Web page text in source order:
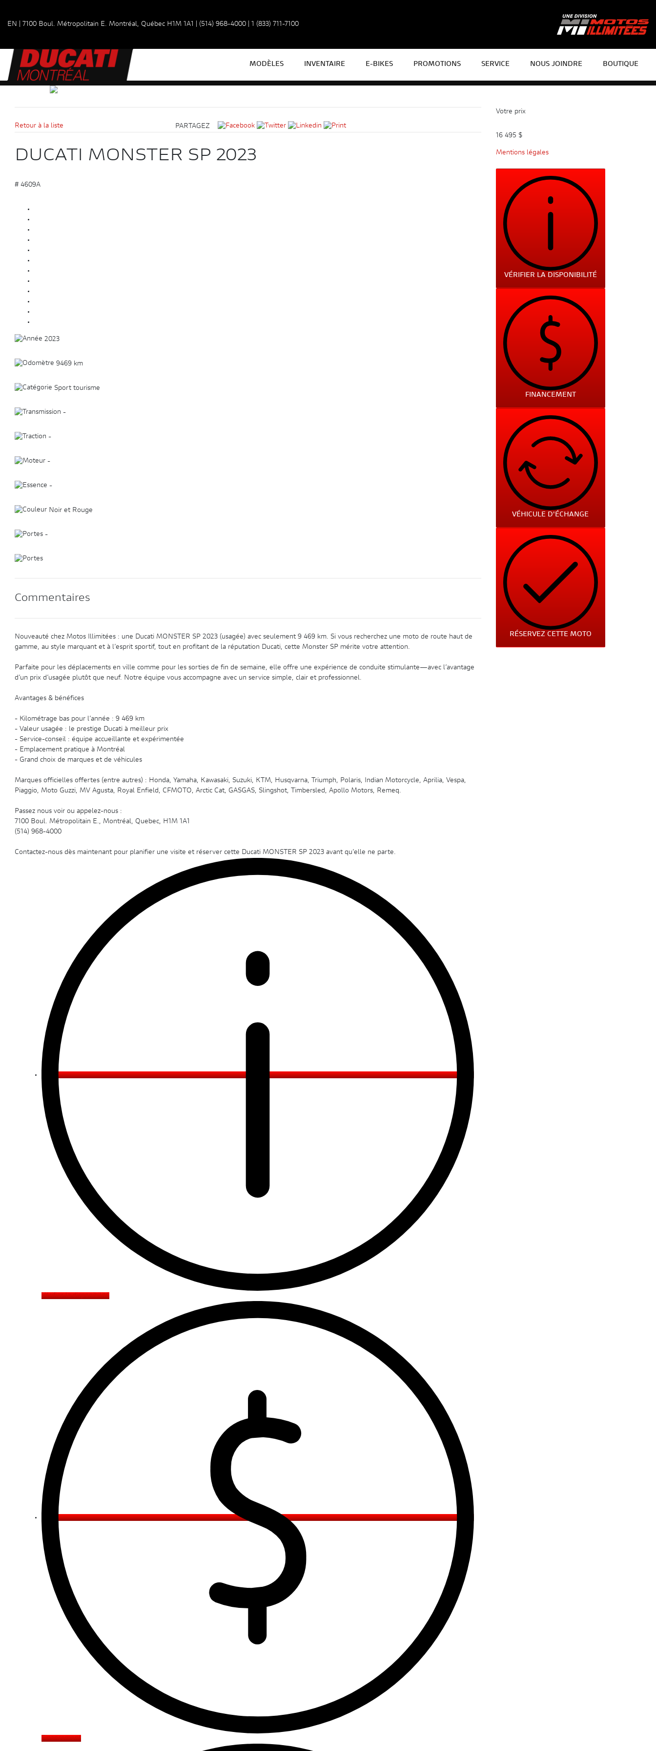
EN 7100 Boul. Métropolitain E. Montréal, Québec H1M 1A1 (514) 968-4000 1 (833) 711-7100
MODÈLES INVENTAIRE E-BIKES PROMOTIONS SERVICE NOUS JOINDRE BOUTIQUE
Retour à la liste PARTAGEZ
DUCATI MONSTER SP 2023
# 4609A
2023
9469 km
Sport tourisme
-
-
-
-
Noir et Rouge
-
Commentaires
Nouveauté chez Motos Illimitées : une Ducati MONSTER SP 2023 (usagée) avec seulement 9 469 km. Si vous recherchez une moto de route haut de
gamme, au style marquant et à l’esprit sportif, tout en profitant de la réputation Ducati, cette Monster SP mérite votre attention.
Parfaite pour les déplacements en ville comme pour les sorties de fin de semaine, elle offre une expérience de conduite stimulante—avec l’avantage
d’un prix d’usagée plutôt que neuf. Notre équipe vous accompagne avec un service simple, clair et professionnel.
Avantages & bénéfices
- Kilométrage bas pour l’année : 9 469 km
- Valeur usagée : le prestige Ducati à meilleur prix
- Service-conseil : équipe accueillante et expérimentée
- Emplacement pratique à Montréal
- Grand choix de marques et de véhicules
Marques officielles offertes (entre autres) : Honda, Yamaha, Kawasaki, Suzuki, KTM, Husqvarna, Triumph, Polaris, Indian Motorcycle, Aprilia, Vespa,
Piaggio, Moto Guzzi, MV Agusta, Royal Enfield, CFMOTO, Arctic Cat, GASGAS, Slingshot, Timbersled, Apollo Motors, Remeq.
Passez nous voir ou appelez-nous :
7100 Boul. Métropolitain E., Montréal, Quebec, H1M 1A1
(514) 968-4000
Contactez-nous dès maintenant pour planifier une visite et réserver cette Ducati MONSTER SP 2023 avant qu’elle ne parte.
Vérifier la disponibilité
Financement
Votre prix
16 495 $
Mentions légales
VÉRIFIER LA DISPONIBILITÉ
FINANCEMENT
VÉHICULE D'ÉCHANGE
RÉSERVEZ CETTE MOTO